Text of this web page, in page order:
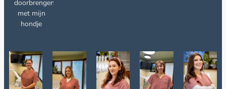
doorbrengen
met mijn
hondje